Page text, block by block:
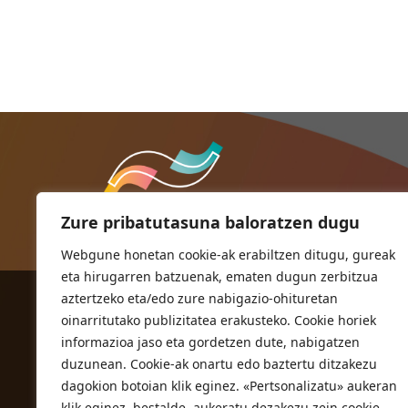
Zure pribatutasuna baloratzen dugu
Webgune honetan cookie-ak erabiltzen ditugu, gureak
eta hirugarren batzuenak, ematen dugun zerbitzua
aztertzeko eta/edo zure nabigazio-ohituretan
oinarritutako publizitatea erakusteko. Cookie horiek
informazioa jaso eta gordetzen dute, nabigatzen
duzunean. Cookie-ak onartu edo baztertu ditzakezu
dagokion botoian klik eginez. «Pertsonalizatu» aukeran
ORIOKO UDALA
Herriko plaza,1
20810 Orio (Gipuzkoa)
T. 943 83 03 46